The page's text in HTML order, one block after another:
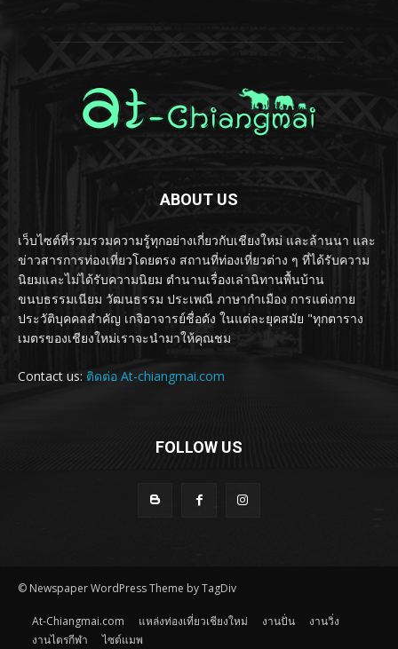
ABOUT US
เว็บไซต์ที่รวมรวมความรู้ทุกอย่างเกี่ยวกับเชียงใหม่ และล้านนา และ
ข่าวสารการท่องเที่ยวโดยตรง สถานที่ท่องเที่ยวต่าง ๆ ที่ได้รับความ
นิยมและไม่ได้รับความนิยม ตำนานเรื่องเล่านิทานพื้นบ้าน
ขนบธรรมเนียม วัฒนธรรม ประเพณี ภาษากำเมือง การแต่งกาย
ประวัติบุคคลสำคัญ เกจิอาจารย์ชื่อดัง ในแต่ละยุคสมัย "ทุกตาราง
เมตรของเชียงใหม่เราจะนำมาให้คุณชม
Contact us: ติดต่อ At-chiangmai.com
FOLLOW US
© Newspaper WordPress Theme by TagDiv
At-Chiangmai.com แหล่งท่องเที่ยวเชียงใหม่ งานปั่น
งานวิ่ง
งานไตรกีฬา
ไซต์แมพ